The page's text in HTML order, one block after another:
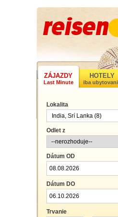
ZÁJAZDY
Last Minute
HOTELY
iba
Lokalita
India, Srí Lanka (8)
Odlet z
Dátum OD
Dátum DO
Trvanie
Travel.Sk s.r.o.
cestovná agentúra
info@reisen.sk
81102 Bratislava
Call centrum:
02 44 872 835